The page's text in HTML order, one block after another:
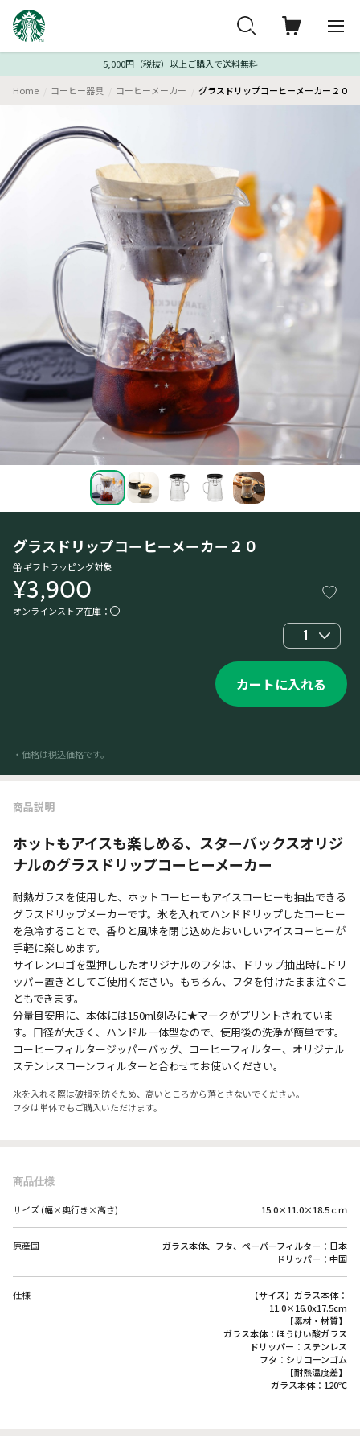
5,000円（税抜）以上ご購入で送料無料
Home コーヒー器具 コーヒーメーカー グラスドリップコーヒーメーカー２０
グラスドリップコーヒーメーカー２０
ギフトラッピング対象
¥3,900
オンラインストア在庫：
1
カートに入れる
・価格は税込価格です。
商品説明
ホットもアイスも楽しめる、スターバックスオリジ
ナルのグラスドリップコーヒーメーカー
耐熱ガラスを使用した、ホットコーヒーもアイスコーヒーも抽出できる
グラスドリップメーカーです。氷を入れてハンドドリップしたコーヒー
を急冷することで、香りと風味を閉じ込めたおいしいアイスコーヒーが
手軽に楽しめます。
サイレンロゴを型押ししたオリジナルのフタは、ドリップ抽出時にドリ
ッパー置きとしてご使用ください。もちろん、フタを付けたまま注ぐこ
ともできます。
分量目安用に、本体には150ml刻みに★マークがプリントされていま
す。口径が大きく、ハンドル一体型なので、使用後の洗浄が簡単です。
コーヒーフィルタージッパーバッグ、コーヒーフィルター、オリジナル
ステンレスコーンフィルターと合わせてお使いください。
氷を入れる際は破損を防ぐため、高いところから落とさないでください。
フタは単体でもご購入いただけます。
商品仕様
サイズ (幅×奥行き×高さ) 15.0×11.0×18.5ｃｍ
原産国
ガラス本体、フタ、ペーパーフィルター：日本
ドリッパー：中国
仕様
【サイズ】ガラス本体：
11.0×16.0x17.5cm
【素材・材質】
ガラス本体：ほうけい酸ガラス
ドリッパー：ステンレス
フタ：シリコーンゴム
【耐熱温度差】
ガラス本体：120℃